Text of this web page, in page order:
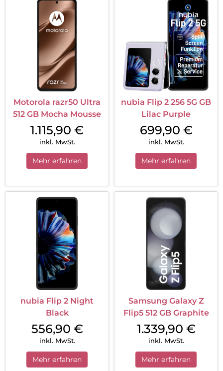
Motorola razr50 Ultra
512 GB Mocha Mousse
1.115,90 €
inkl. MwSt.
Mehr erfahren
nubia Flip 2 256 5G GB
Lilac Purple
699,90 €
inkl. MwSt.
Mehr erfahren
nubia Flip 2 Night
Black
556,90 €
inkl. MwSt.
Mehr erfahren
Samsung Galaxy Z
Flip5 512 GB Graphite
1.339,90 €
inkl. MwSt.
Mehr erfahren